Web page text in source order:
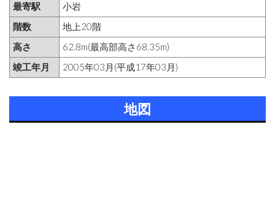
最寄駅
小岩
階数
地上20階
高さ
62.8m(最高部高さ68.35m)
竣工年月
2005年03月(平成17年03月)
地図